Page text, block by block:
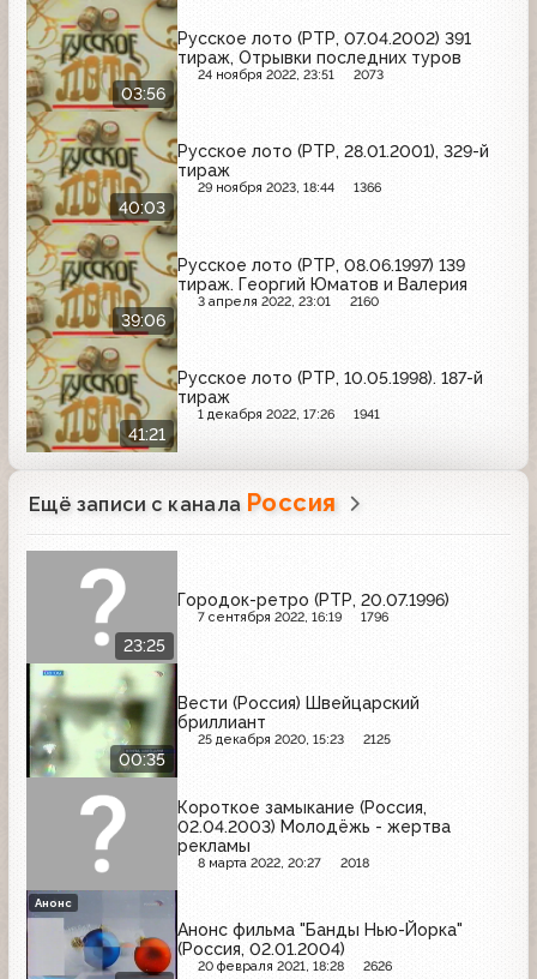
03:56
Русское лото (РТР, 07.04.2002) 391
тираж, Отрывки последних туров
24 ноября 2022, 23:51 2073
40:03
Русское лото (РТР, 28.01.2001), 329-й
тираж
29 ноября 2023, 18:44 1366
39:06
Русское лото (РТР, 08.06.1997) 139
тираж. Георгий Юматов и Валерия
3 апреля 2022, 23:01 2160
41:21
Русское лото (РТР, 10.05.1998). 187-й
тираж
1 декабря 2022, 17:26 1941
Ещё записи с канала Россия
23:25
Городок-ретро (РТР, 20.07.1996)
7 сентября 2022, 16:19 1796
00:35
Вести (Россия) Швейцарский
бриллиант
25 декабря 2020, 15:23 2125
Короткое замыкание (Россия,
02.04.2003) Молодёжь - жертва
рекламы
8 марта 2022, 20:27 2018
Анонс фильма "Банды Нью-Йорка"
(Россия, 02.01.2004)
20 февраля 2021, 18:28 2626
Анонс